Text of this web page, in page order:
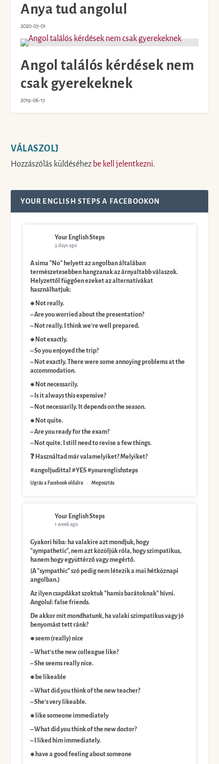
Anya tud angolul
2020-07-01
Angol találós kérdések nem
csak gyerekeknek
2019-06-17
VÁLASZOLJ
Hozzászólás küldéséhez be kell jelentkezni.
YOUR ENGLISH STEPS A FACEBOOKON
Your English Steps
3 days ago
A sima "No" helyett az angolban általában
természetesebben hangzanak az árnyaltabb válaszok.
Helyzettől függően ezeket az alternatívákat
használhatjuk:
⁕ Not really.
– Are you worried about the presentation?
– Not really. I think we’re well prepared.
⁕ Not exactly.
– So you enjoyed the trip?
– Not exactly. There were some annoying problems at the
accommodation.
⁕ Not necessarily.
– Is it always this expensive?
– Not necessarily. It depends on the season.
⁕ Not quite.
– Are you ready for the exam?
– Not quite. I still need to revise a few things.
❓ Használtad már valamelyiket? Melyiket?
#angoljudittal #YES #yourenglishsteps
Ugrás a Facebook oldalra · Megosztás
Your English Steps
1 week ago
Gyakori hiba: ha valakire azt mondjuk, hogy
"sympathetic", nem azt közöljük róla, hogy szimpatikus,
hanem hogy együttérző vagy megértő.
(A "sympathic" szó pedig nem létezik a mai hétköznapi
angolban.)
Az ilyen csapdákat szoktuk "hamis barátoknak" hívni.
Angolul: false friends.
De akkor mit mondhatunk, ha valaki szimpatikus vagy jó
benyomást tett ránk?
⁕ seem (really) nice
– What’s the new colleague like?
– She seems really nice.
⁕ be likeable
– What did you think of the new teacher?
– She’s very likeable.
⁕ like someone immediately
– What did you think of the new doctor?
– I liked him immediately.
⁕ have a good feeling about someone